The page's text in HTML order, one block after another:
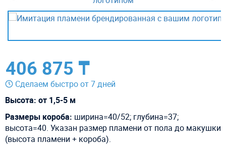
406 875 ₸
Сделаем быстро от 7 дней
Высота: от 1,5-5 м
Размеры короба: ширина=40/52; глубина=37;
высота=40. Указан размер пламени от пола до макушки
(высота пламени + короба).